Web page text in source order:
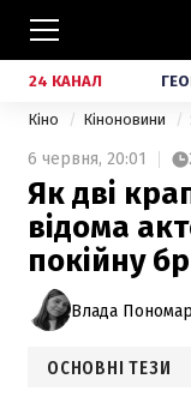
24 КАНАЛ
Кіно Кіноновини
6 червня, 20:01
Як дві
відома
покійну
Влада
ОСНОВНІ ТЕЗИ